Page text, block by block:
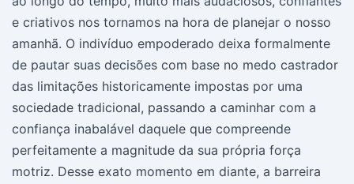
e criativos nos tornamos na hora de planejar o nosso
amanhã. O indivíduo empoderado deixa formalmente
de pautar suas decisões com base no medo castrador
das limitações historicamente impostas por uma
sociedade tradicional, passando a caminhar com a
confiança inabalável daquele que compreende
perfeitamente a magnitude da sua própria força
motriz. Desse exato momento em diante, a barreira